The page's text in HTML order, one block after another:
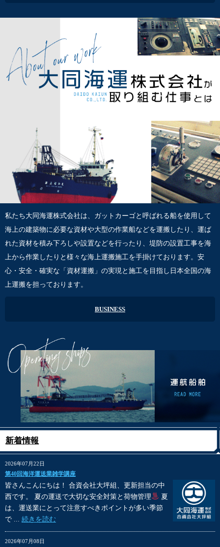
私たち大同海運株式会社は、ガットカーゴと呼ばれる船を使用して
海上の建築物に必要な資材や大型の作業船などを運搬したり、運ば
れた資材を積み下ろしや設置などを行ったり、堤防の設置工事を海
上から作業したりと様々な海上運搬施工を手掛けております。安
心・安全・確実な「資材運搬」の実現と施工を目指し日本全国の海
上運搬を担っております。
BUSINESS
新着情報
2026年07月22日
第40回海洋運送業雑学講座
皆さんこんにちは！ 合資会社大坪組、更新担当の中
西です。 夏の運送で大切な安全対策と荷物管理
夏
は、運送業にとって注意すべきポイントが多い季節
で ... 続きを読む
2026年07月08日